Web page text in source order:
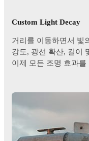
Custom Light Decay
거리를 이동하면서 빛
강도, 광선 확산, 길이
이제 모든 조명 효과